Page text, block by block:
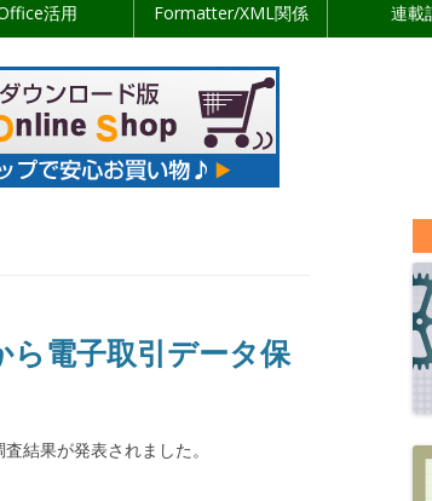
活用 Formatter/XML関係 連載
ら電子取引データ保
結果が発表されました。